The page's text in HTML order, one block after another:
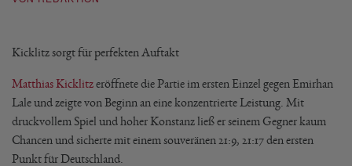
Kicklitz sorgt für perfekten Auftakt
Matthias Kicklitzeröffnete die Partie im ersten Einzel gegen Emirhan
Lale und zeigte von Beginn an eine konzentrierte Leistung. Mit
druckvollem Spiel und hoher Konstanz ließ er seinem Gegner kaum
Chancen und sicherte mit einem souveränen 21:9, 21:17 den ersten
Punkt für Deutschland.